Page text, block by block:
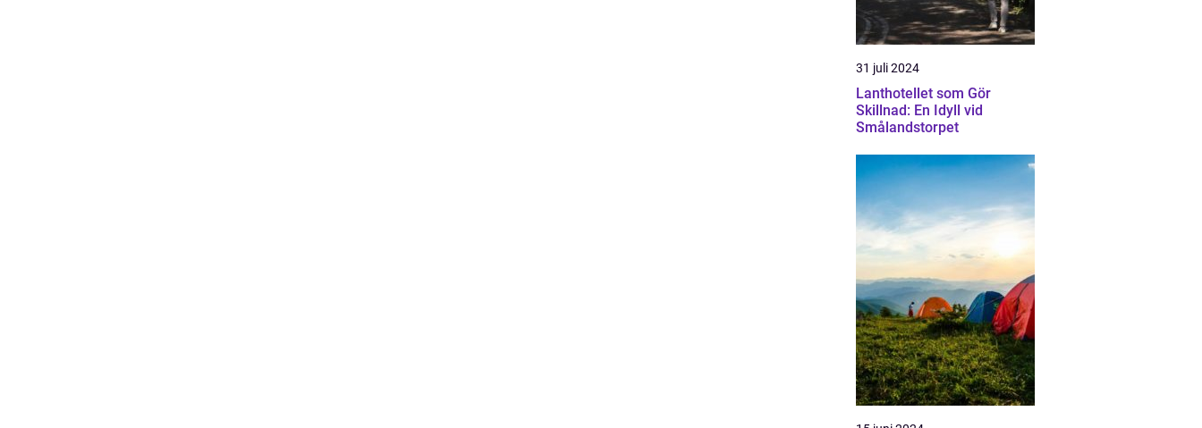
31 juli 2024
Lanthotellet som Gör
Skillnad: En Idyll vid
Smålandstorpet